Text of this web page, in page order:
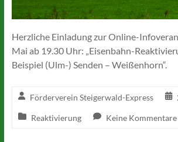
Herzliche Einladung zur Online-
Mai ab 19.30 Uhr: „Eisenbahn-
Beispiel (Ulm-) Senden – Weißenhorn“.
Förderverein Steigerwald-Express
Reaktivierung Keine Kommentare